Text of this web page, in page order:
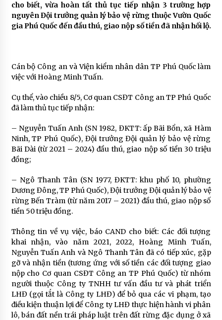
cho biết, vừa hoàn tất thủ tục tiếp nhận 3 trường hợp
nguyên Đội trưởng quản lý bảo vệ rừng thuộc Vườn Quốc
gia Phú Quốc đến đầu thú, giao nộp số tiền đã nhận hối lộ.
Cán bộ Công an và Viện kiểm nhân dân TP Phú Quốc làm
việc với Hoàng Minh Tuấn.
Cụ thể, vào chiều 8/5, Cơ quan CSĐT Công an TP Phú Quốc
đã làm thủ tục tiếp nhận:
– Nguyễn Tuấn Anh (SN 1982, ĐKTT: ấp Bãi Bổn, xã Hàm
Ninh, TP Phú Quốc), Đội trưởng Đội quản lý bảo vệ rừng
Bãi Dài (từ 2021 – 2024) đầu thú, giao nộp số tiền 30 triệu
đồng;
– Ngô Thanh Tân (SN 1977, ĐKTT: khu phố 10, phường
Dương Đông, TP Phú Quốc), Đội trưởng Đội quản lý bảo vệ
rừng Bến Tràm (từ năm 2017 – 2021) đầu thú, giao nộp số
tiền 50 triệu đồng.
Thông tin về vụ việc, báo CAND cho biết: Các đối tượng
khai nhận, vào năm 2021, 2022, Hoàng Minh Tuấn,
Nguyễn Tuấn Anh và Ngô Thanh Tân đã có tiếp xúc, gặp
gỡ và nhận tiền (tương ứng với số tiền các đối tượng giao
nộp cho Cơ quan CSĐT Công an TP Phú Quốc) từ nhóm
người thuộc Công ty TNHH tư vấn đầu tư và phát triển
LHĐ (gọi tắt là Công ty LHĐ) để bỏ qua các vi phạm, tạo
điều kiện thuận lợi để Công ty LHĐ thực hiện hành vi phân
lô, bán đất nền trái pháp luật trên đất rừng đặc dụng ở xã